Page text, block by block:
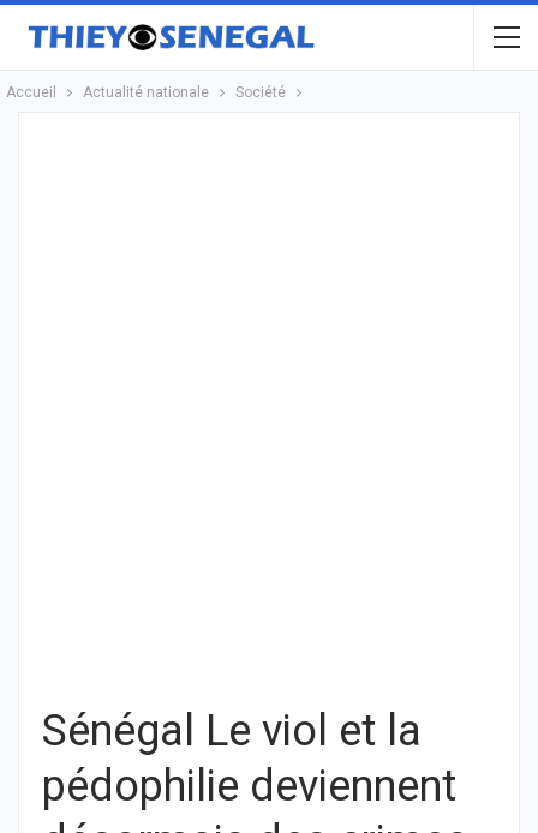
Accueil Actualité nationale Société
Sénégal Le viol et la
pédophilie deviennent